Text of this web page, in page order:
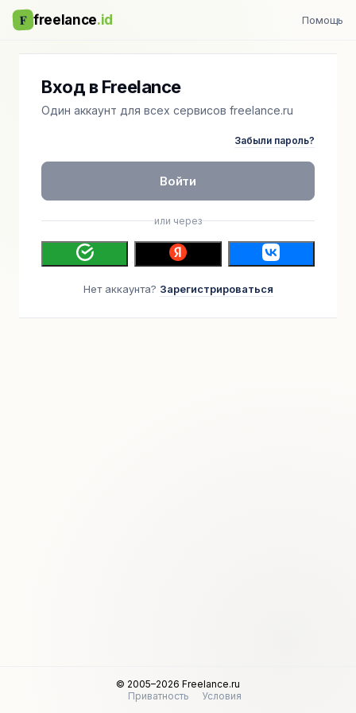
F freelance.id Помощь
Вход в Freelance
Один аккаунт для всех сервисов freelance.ru
Забыли пароль?
Войти
или через
Нет аккаунта? Зарегистрироваться
© 2005–2026 Freelance.ru
Приватность
Условия